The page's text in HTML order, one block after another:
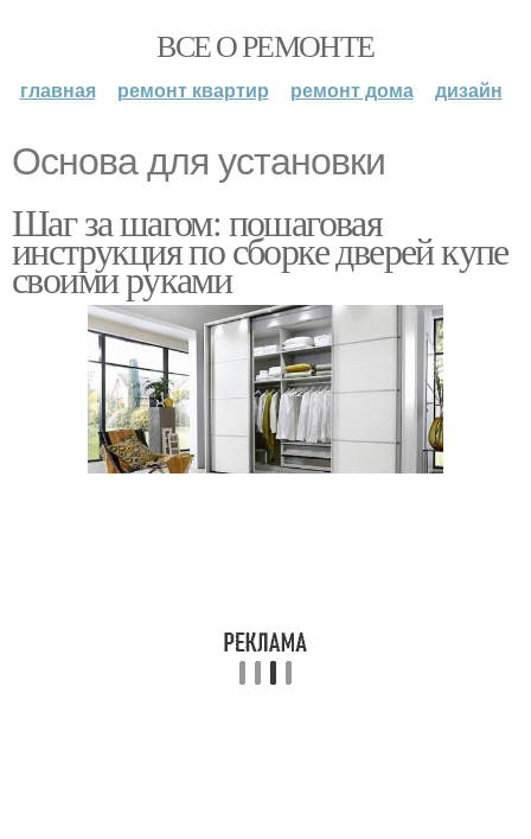
ВСЕ О РЕМОНТЕ
главная ремонт квартир ремонт дома дизайн
Основа для установки
Шаг за шагом: пошаговая
инструкция по сборке дверей купе
своими руками